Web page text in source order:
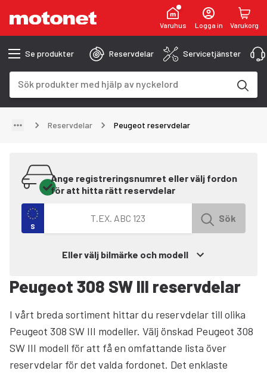
Varuhus Logga in Varukorg
Se produkter Reservdelar Servicetjänster
Reservdelar Peugeot reservdelar
Ange registreringsnumret eller välj fordon
för att hitta rätt reservdelar
S
Sök efter fordon med registreringsnummer
Sök
Eller välj bilmärke och modell
Peugeot 308 SW III reservdelar
I vårt breda sortiment hittar du reservdelar till olika
Peugeot 308 SW III modeller. Välj önskad Peugeot 308
SW III modell för att få en omfattande lista över
reservdelar för det valda fordonet. Det enklaste